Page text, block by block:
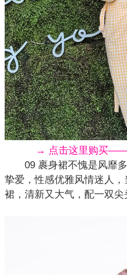
→ 点击这里购买
09 裹身裙不愧是风靡多
挚爱，性感优雅风情迷人
裙，清新又大气，配一双尖